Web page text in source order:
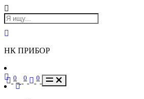
НК ПРИБОР
0 0 0